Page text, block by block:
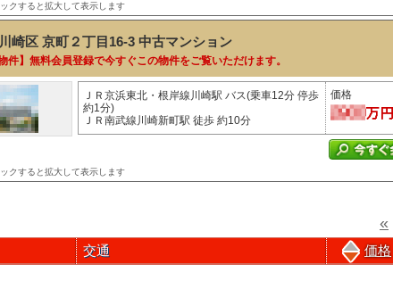
クすると拡大して表示します
崎区 京町２丁目16-3 中古マンション
件】無料会員登録で今すぐこの物件をご覧いただけます。
ＪＲ京浜東北・根岸線川崎駅 バス(乗車12分 停歩
約1分)
ＪＲ南武線川崎新町駅 徒歩 約10分
価格
クすると拡大して表示します
交通 価格
«